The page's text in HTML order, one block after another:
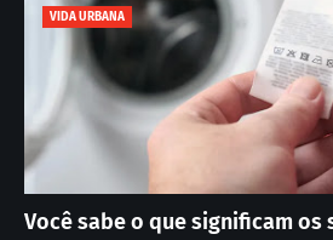
VIDA URBANA
Você sabe o que significam os